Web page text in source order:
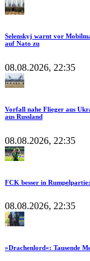
Selenskyj warnt vor
auf Nato zu
08.08.2026, 22:35
Vorfall nahe Flieger aus
aus Russland
08.08.2026, 22:35
FCK besser in
08.08.2026, 22:35
»Drachenlord«: Tausende